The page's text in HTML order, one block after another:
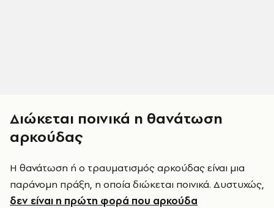
Διώκεται ποινικά η θανάτωση
αρκούδας
Η θανάτωση ή ο τραυματισμός αρκούδας είναι μια
παράνομη πράξη, η οποία διώκεται ποινικά. Δυστυχώς,
δεν είναι η πρώτη φορά που αρκούδα